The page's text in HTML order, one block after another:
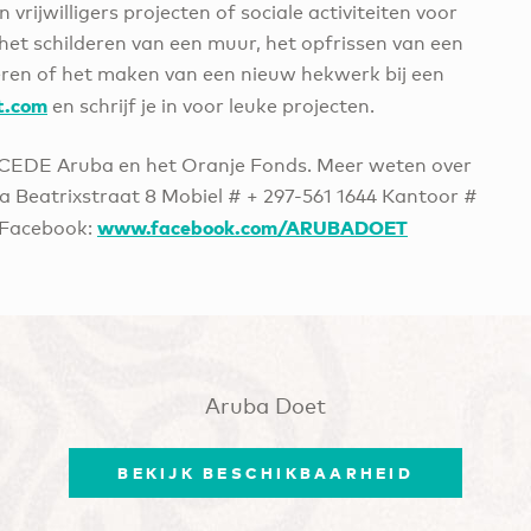
vrijwilligers projecten of sociale activiteiten voor
schilderen van een muur, het opfrissen van een
of het maken van een nieuw hekwerk bij een
en schrijf je in voor leuke projecten.
Aruba en het Oranje Fonds. Meer weten over
Beatrixstraat 8 Mobiel # + 297-561 1644 Kantoor #
www.facebook.com/ARUBADOET
Aruba Doet
BEKIJK BESCHIKBAARHEID